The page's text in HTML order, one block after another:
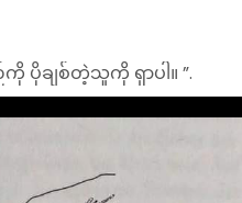
ပိုချစ်တဲ့သူကို ရှာပါ။ ”.